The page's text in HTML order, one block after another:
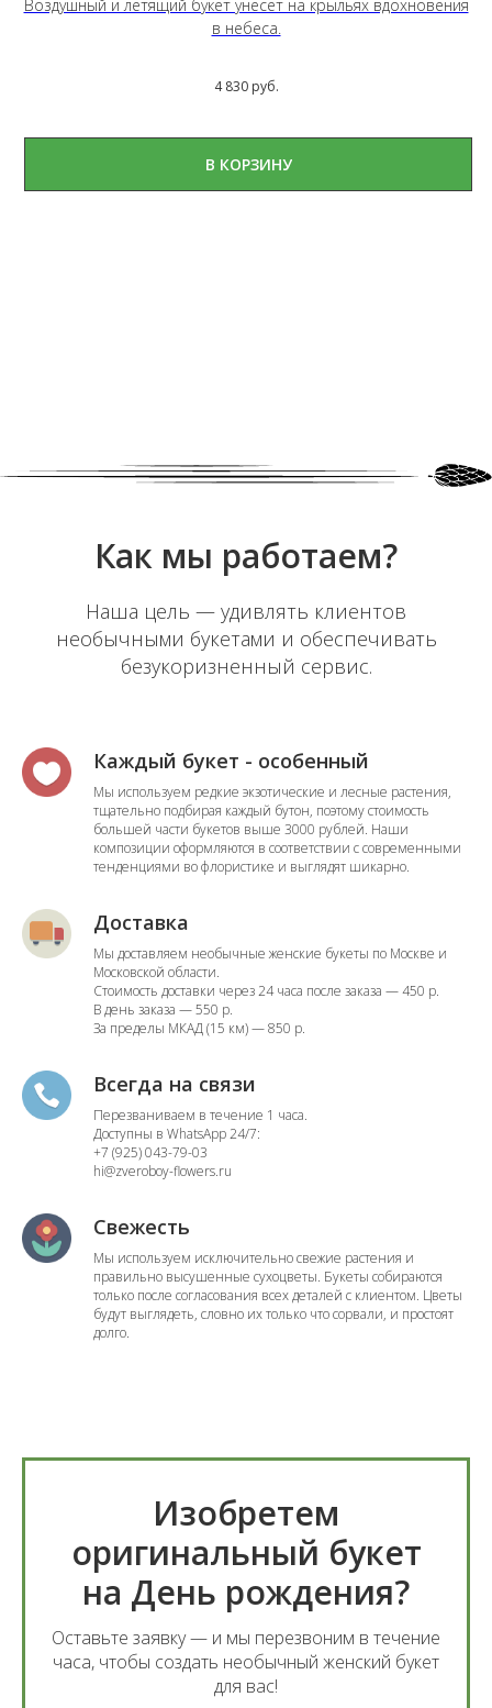
Воздушный и летящий букет унесет на крыльях вдохновения
в небеса.
4 830 руб.
В КОРЗИНУ
Как мы работаем?
Наша цель — удивлять клиентов
необычными букетами и обеспечивать
безукоризненный сервис.
Каждый букет - особенный
Мы используем редкие экзотические и лесные растения,
тщательно подбирая каждый бутон, поэтому стоимость
большей части букетов выше 3000 рублей. Наши
композиции оформляются в соответствии с современными
тенденциями во флористике и выглядят шикарно.
Доставка
Мы доставляем необычные женские букеты по Москве и
Московской области.
Стоимость доставки через 24 часа после заказа — 450 р.
В день заказа — 550 р.
За пределы МКАД (15 км) — 850 р.
Всегда на связи
Перезваниваем в течение 1 часа.
Доступны в WhatsApp 24/7:
+7 (925) 043-79-03
hi@zveroboy-flowers.ru
Свежесть
Мы используем исключительно свежие растения и
правильно высушенные сухоцветы. Букеты собираются
только после согласования всех деталей с клиентом. Цветы
будут выглядеть, словно их только что сорвали, и простоят
долго.
Изобретем
оригинальный букет
на День рождения?
Оставьте заявку — и мы перезвоним в течение
часа, чтобы создать необычный женский букет
для вас!